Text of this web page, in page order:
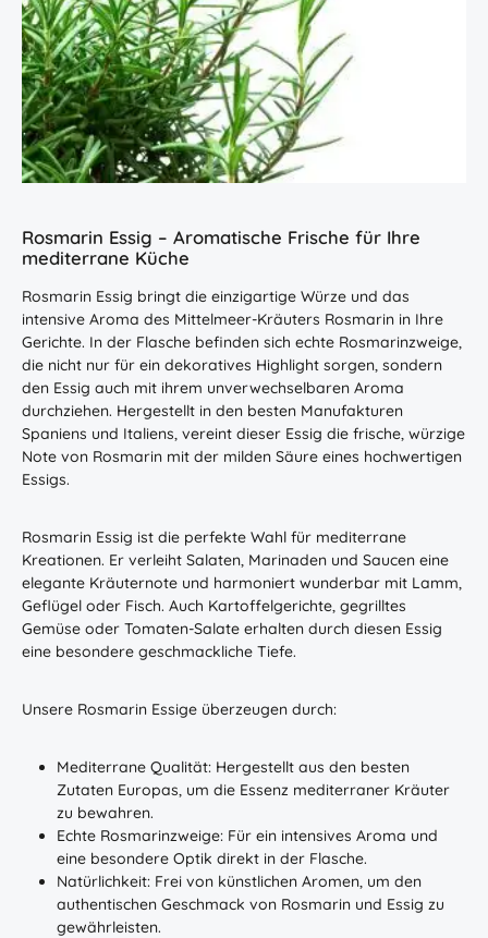
Rosmarin Essig – Aromatische Frische für Ihre
mediterrane Küche
Rosmarin Essig bringt die einzigartige Würze und das
intensive Aroma des Mittelmeer-Kräuters Rosmarin in Ihre
Gerichte. In der Flasche befinden sich echte Rosmarinzweige,
die nicht nur für ein dekoratives Highlight sorgen, sondern
den Essig auch mit ihrem unverwechselbaren Aroma
durchziehen. Hergestellt in den besten Manufakturen
Spaniens und Italiens, vereint dieser Essig die frische, würzige
Note von Rosmarin mit der milden Säure eines hochwertigen
Essigs.
Rosmarin Essig ist die perfekte Wahl für mediterrane
Kreationen. Er verleiht Salaten, Marinaden und Saucen eine
elegante Kräuternote und harmoniert wunderbar mit Lamm,
Geflügel oder Fisch. Auch Kartoffelgerichte, gegrilltes
Gemüse oder Tomaten-Salate erhalten durch diesen Essig
eine besondere geschmackliche Tiefe.
Unsere Rosmarin Essige überzeugen durch:
Mediterrane Qualität: Hergestellt aus den besten
Zutaten Europas, um die Essenz mediterraner Kräuter
zu bewahren.
Echte Rosmarinzweige: Für ein intensives Aroma und
eine besondere Optik direkt in der Flasche.
Natürlichkeit: Frei von künstlichen Aromen, um den
authentischen Geschmack von Rosmarin und Essig zu
gewährleisten.